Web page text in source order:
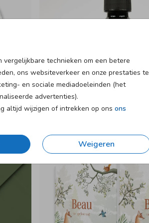
vergelijkbare technieken om een betere
ons websiteverkeer en onze prestaties te
en sociale mediadoeleinden (het
advertenties).
altijd wijzigen of intrekken op ons ons
Weigeren
RAAMBORD